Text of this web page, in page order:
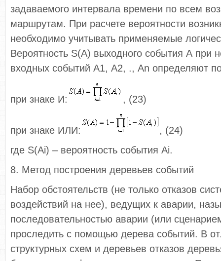
задаваемого интервала времени по всем
маршрутам. При расчете вероятности
необходимо учитывать применяемые
Вероятность S(A) выходного события А при
входных событий А1, А2, ., Аn определяют
при знаке И: , (23)
при знаке ИЛИ:
, (24)
где S(Ai) – вероятность события Аi.
8. Метод построения деревьев событий
Набор обстоятельств (не только отказов
воздействий на нее), ведущих к аварии,
последовательностью аварии (или
проследить с помощью дерева событий. В
структурных схем и деревьев отказов